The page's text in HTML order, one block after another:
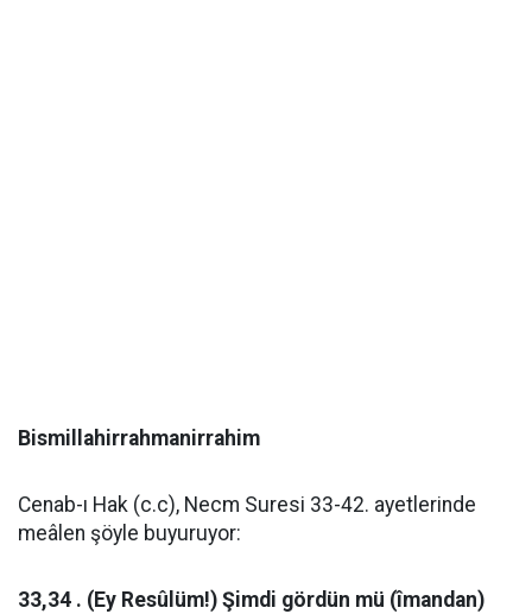
Bismillahirrahmanirrahim
Cenab-ı Hak (c.c), Necm Suresi 33-42. ayetlerinde
meâlen şöyle buyuruyor:
33,34 . (Ey Resûlüm!) Şimdi gördün mü (îmandan)